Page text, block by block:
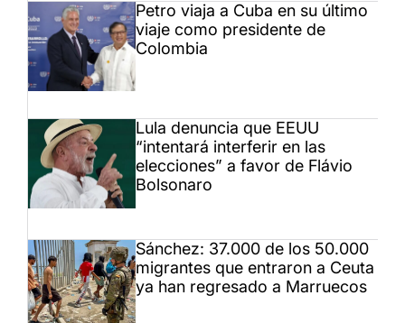
Petro viaja a Cuba en su último
viaje como presidente de
Colombia
Lula denuncia que EEUU
“intentará interferir en las
elecciones” a favor de Flávio
Bolsonaro
Sánchez: 37.000 de los 50.000
migrantes que entraron a Ceuta
ya han regresado a Marruecos